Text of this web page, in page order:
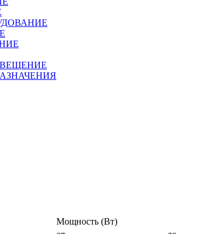
Мощность (Вт)